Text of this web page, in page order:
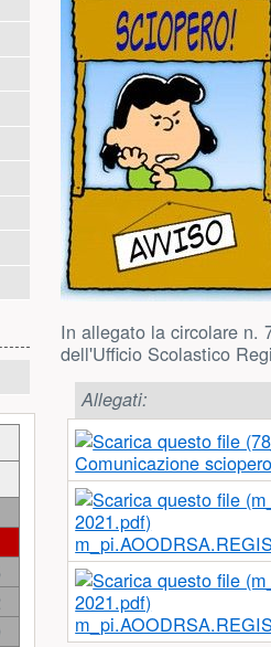
di sinistra)
In allegato la circolare n.
dell'Ufficio Scolastico
Allegati:
Comunicazione